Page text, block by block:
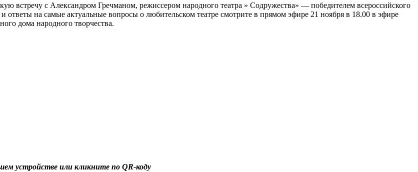
встречу с Александром Гречманом, режиссером народного театра » Содружества» — победителем всероссийского
ответы на самые актуальные вопросы о любительском театре смотрите в прямом эфире 21 ноября в 18.00 в эфире
дома народного творчества.
устройстве или кликните по QR-коду